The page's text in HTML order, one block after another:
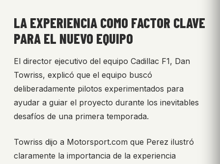
LA EXPERIENCIA COMO FACTOR CLAVE
PARA EL NUEVO EQUIPO
El director ejecutivo del equipo Cadillac F1, Dan
Towriss, explicó que el equipo buscó
deliberadamente pilotos experimentados para
ayudar a guiar el proyecto durante los inevitables
desafíos de una primera temporada.
Towriss dijo a Motorsport.com que Perez ilustró
claramente la importancia de la experiencia